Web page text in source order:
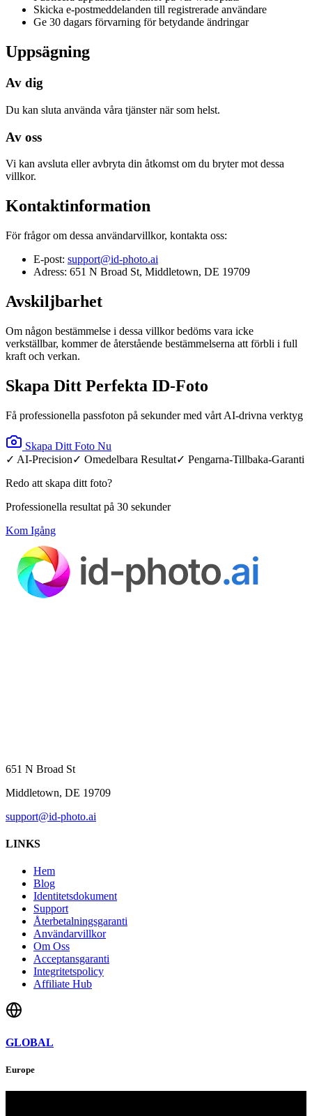
Skicka e-postmeddelanden till registrerade användare
Ge 30 dagars förvarning för betydande ändringar
Uppsägning
Av dig
Du kan sluta använda våra tjänster när som helst.
Av oss
Vi kan avsluta eller avbryta din åtkomst om du bryter mot dessa
villkor.
Kontaktinformation
För frågor om dessa användarvillkor, kontakta oss:
E-post: support@id-photo.ai
Adress: 651 N Broad St, Middletown, DE 19709
Avskiljbarhet
Om någon bestämmelse i dessa villkor bedöms vara icke
verkställbar, kommer de återstående bestämmelserna att förbli i full
kraft och verkan.
Skapa Ditt Perfekta ID-Foto
Få professionella passfoton på sekunder med vårt AI-drivna verktyg
Skapa Ditt Foto Nu
✓ AI-Precision✓ Omedelbara Resultat✓ Pengarna-Tillbaka-Garanti
Redo att skapa ditt foto?
Professionella resultat på 30 sekunder
Kom Igång
651 N Broad St
Middletown, DE 19709
support@id-photo.ai
LINKS
Hem
Blog
Identitetsdokument
Support
Återbetalningsgaranti
Användarvillkor
Om Oss
Acceptansgaranti
Integritetspolicy
Affiliate Hub
GLOBAL
Europe